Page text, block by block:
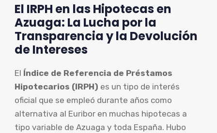
El IRPH en las Hipotecas en
Azuaga: La Lucha por la
Transparencia y la Devolución
de Intereses
El Índice de Referencia de Préstamos
Hipotecarios (IRPH) es un tipo de interés
oficial que se empleó durante años como
alternativa al Euribor en muchas hipotecas a
tipo variable de Azuaga y toda España. Hubo